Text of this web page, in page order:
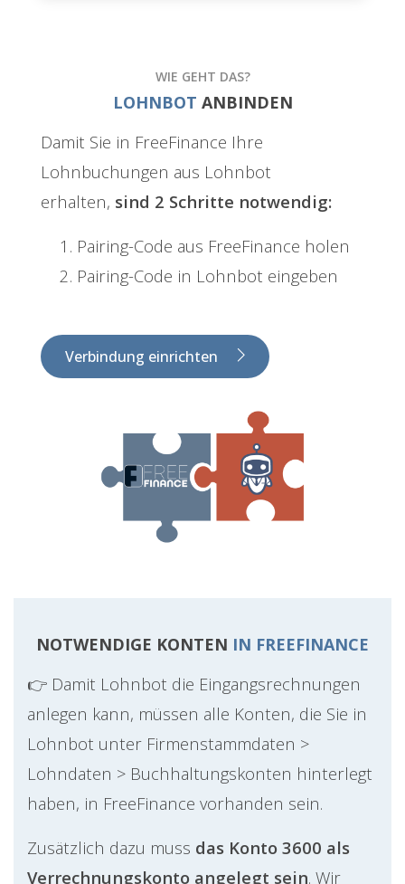
WIE GEHT DAS?
LOHNBOT ANBINDEN
Damit Sie in FreeFinance Ihre
Lohnbuchungen aus Lohnbot
erhalten, sind 2 Schritte notwendig:
Pairing-Code aus FreeFinance holen
Pairing-Code in Lohnbot eingeben
Verbindung einrichten
NOTWENDIGE KONTEN IN FREEFINANCE
👉 Damit Lohnbot die Eingangsrechnungen
anlegen kann, müssen alle Konten, die Sie in
Lohnbot unter Firmenstammdaten >
Lohndaten > Buchhaltungskonten hinterlegt
haben, in FreeFinance vorhanden sein.
Zusätzlich dazu muss das Konto 3600 als
Verrechnungskonto angelegt sein. Wir